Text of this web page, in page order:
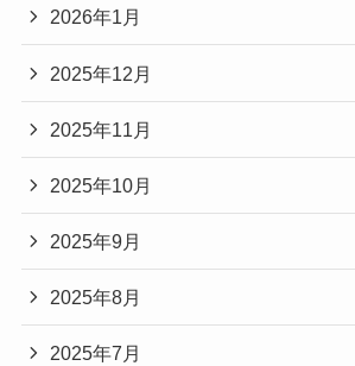
2026年1月
2025年12月
2025年11月
2025年10月
2025年9月
2025年8月
2025年7月